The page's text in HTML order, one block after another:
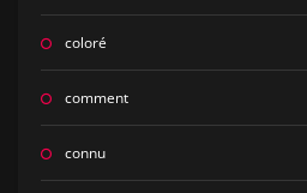
coloré
comment
connu